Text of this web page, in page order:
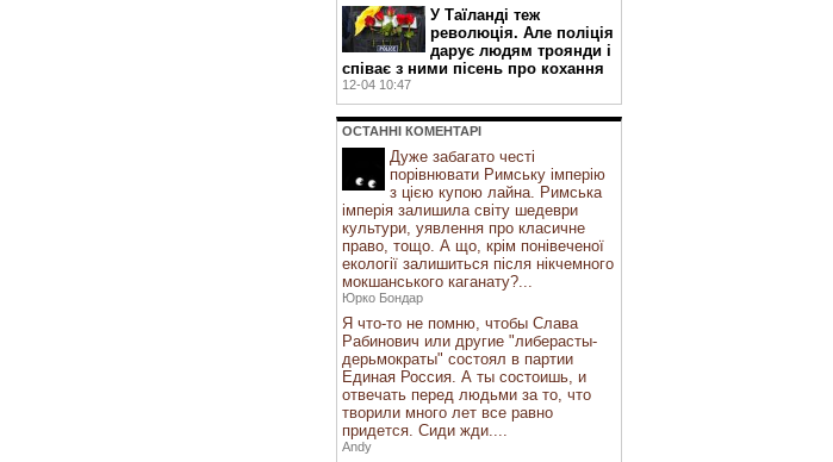
У Таїланді теж
революція. Але поліція
дарує людям троянди і
співає з ними пісень про кохання
12-04 10:47
ОСТАННI КОМЕНТАРI
Дуже забагато честі
порівнювати Римську імперію
з цією купою лайна. Римська
імперія залишила світу шедеври
культури, уявлення про класичне
право, тощо. А що, крім понівеченої
екології залишиться після нікчемного
мокшанського каганату?...
Юрко Бондар
Я что-то не помню, чтобы Слава
Рабинович или другие "либерасты-
дерьмократы" состоял в партии
Единая Россия. А ты состоишь, и
отвечать перед людьми за то, что
творили много лет все равно
придется. Сиди жди....
Andy